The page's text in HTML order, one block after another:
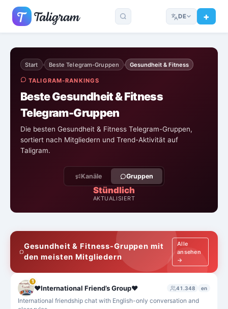
DE
Start › Beste Telegram-Gruppen › Gesundheit & Fitness
TALIGRAM-RANKINGS
Beste Gesundheit & Fitness
Telegram-Gruppen
Die besten Gesundheit & Fitness Telegram-Gruppen,
sortiert nach Mitgliedern und Trend-Aktivität auf
Taligram.
Kanäle Gruppen
Stündlich
AKTUALISIERT
Gesundheit & Fitness-Gruppen mit
den meisten Mitgliedern
Alle
ansehen
→
1
❤️International Friend’s Group❤️ 41.348 en
International friendship chat with English-only conversation and